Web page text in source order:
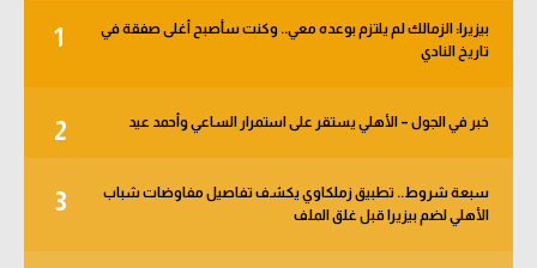
1
بيزيرا: الزمالك لم يلتزم بوعده معي.. وكنت سأصبح أغلى صفقة في
تاريخ النادي
2 خبر في الجول – الأهلي يستقر على استمرار الساعي وأحمد عيد
3
سبعة شروط.. تطبيق زملكاوي يكشف تفاصيل مفاوضات شباب
الأهلي لضم بيزيرا قبل غلق الملف